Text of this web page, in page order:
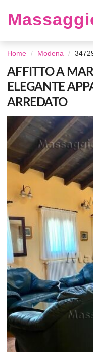
Home Modena
AFFITTO A
ELEGANTE
ARREDATO